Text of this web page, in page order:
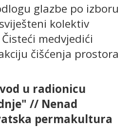
glazbe po izboru
kolektiv
medvjedići
čišćenja prostora
u radionicu
// Nenad
permakultura